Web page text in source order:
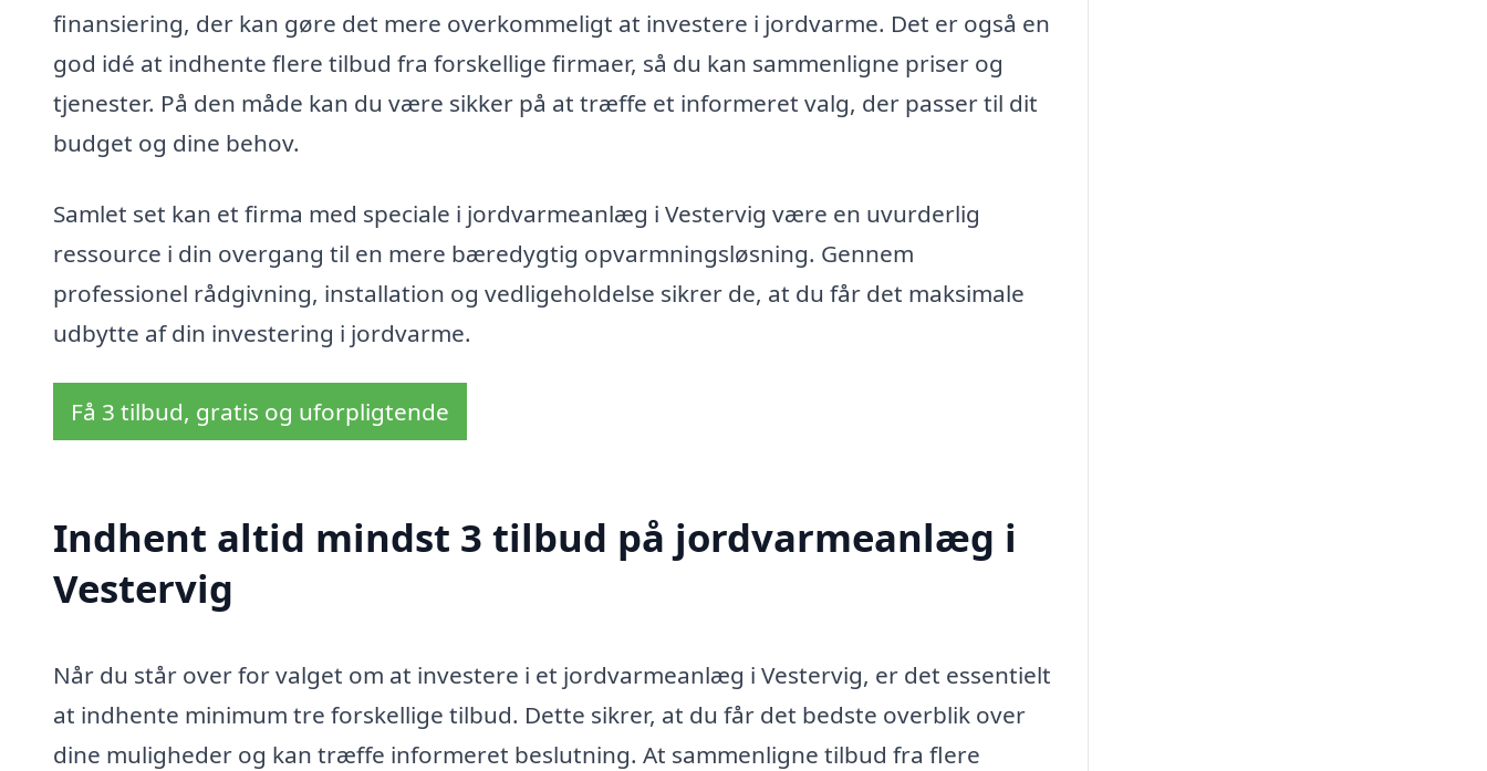
finansiering, der kan gøre det mere overkommeligt at investere i jordvarme. Det er også en
god idé at indhente flere tilbud fra forskellige firmaer, så du kan sammenligne priser og
tjenester. På den måde kan du være sikker på at træffe et informeret valg, der passer til dit
budget og dine behov.
Samlet set kan et firma med speciale i jordvarmeanlæg i Vestervig være en uvurderlig
ressource i din overgang til en mere bæredygtig opvarmningsløsning. Gennem
professionel rådgivning, installation og vedligeholdelse sikrer de, at du får det maksimale
udbytte af din investering i jordvarme.
Få 3 tilbud, gratis og uforpligtende
Indhent altid mindst 3 tilbud på jordvarmeanlæg i
Vestervig
Når du står over for valget om at investere i et jordvarmeanlæg i Vestervig, er det essentielt
at indhente minimum tre forskellige tilbud. Dette sikrer, at du får det bedste overblik over
dine muligheder og kan træffe informeret beslutning. At sammenligne tilbud fra flere